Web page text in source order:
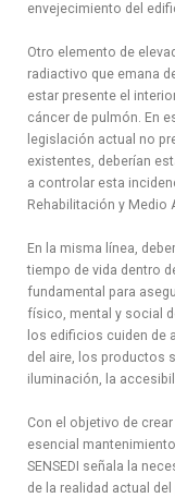
envejecimiento del
Otro elemento de
radiactivo que emana
estar presente el
cáncer de pulmón. En
legislación actual no
existentes, deberían
a controlar esta
Rehabilitación y Medio
En la misma línea,
tiempo de vida dentro
fundamental para
físico, mental y social
los edificios cuiden de
del aire, los productos
iluminación, la
Con el objetivo de
esencial
SENSEDI señala la
de la realidad actual